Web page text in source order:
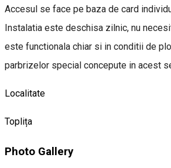
Accesul se face pe baza de card
Instalatia este deschisa zilnic, nu
este functionala chiar si in conditii de
parbrizelor special concepute in acest
Localitate
Toplița
Photo Gallery